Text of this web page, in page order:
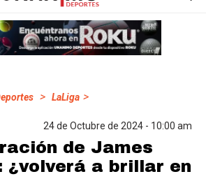
> LaLiga >
24 de Octubre de 2024 - 10:00 am
de James
¿volverá a brillar en